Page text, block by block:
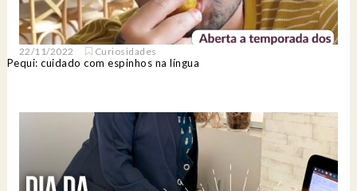
22/11/2022 Curiosidades
Pequi: cuidado com espinhos na língua